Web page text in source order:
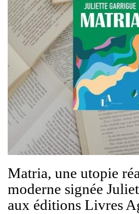
Matria, une utopie
moderne signée
aux éditions Livres